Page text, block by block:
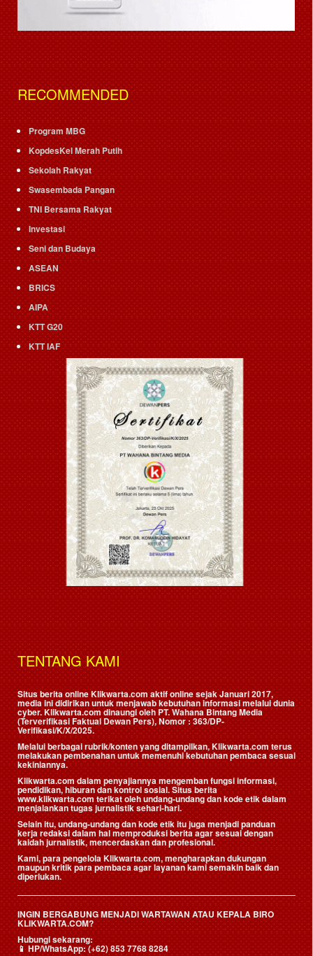
RECOMMENDED
Program MBG
KopdesKel Merah Putih
Sekolah Rakyat
Swasembada Pangan
TNI Bersama Rakyat
Investasi
Seni dan Budaya
ASEAN
BRICS
AIPA
KTT G20
KTT IAF
TENTANG KAMI
Situs berita online Klikwarta.com aktif online sejak Januari 2017,
media ini didirikan untuk menjawab kebutuhan informasi melalui dunia
cyber. Klikwarta.com dinaungi oleh PT. Wahana Bintang Media
(Terverifikasi Faktual Dewan Pers), Nomor : 363/DP-
Verifikasi/K/X/2025.
Melalui berbagai rubrik/konten yang ditampilkan, Klikwarta.com terus
melakukan pembenahan untuk memenuhi kebutuhan pembaca sesuai
kekiniannya.
Klikwarta.com dalam penyajiannya mengemban fungsi informasi,
pendidikan, hiburan dan kontrol sosial. Situs berita
www.klikwarta.com terikat oleh undang-undang dan kode etik dalam
menjalankan tugas jurnalistik sehari-hari.
Selain itu, undang-undang dan kode etik itu juga menjadi panduan
kerja redaksi dalam hal memproduksi berita agar sesuai dengan
kaidah jurnalistik, mencerdaskan dan profesional.
Kami, para pengelola Klikwarta.com, mengharapkan dukungan
maupun kritik para pembaca agar layanan kami semakin baik dan
diperlukan.
INGIN BERGABUNG MENJADI WARTAWAN ATAU KEPALA BIRO
KLIKWARTA.COM?
Hubungi sekarang:
📱HP/WhatsApp:(+62) 853 7768 8284